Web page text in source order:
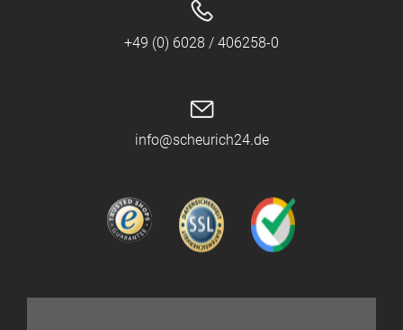
+49 (0) 6028 / 406258-0
info@scheurich24.de